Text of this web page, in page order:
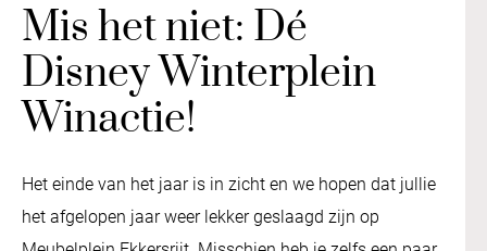
Mis het niet: Dé
Disney Winterplein
Winactie!
Het einde van het jaar is in zicht en we hopen dat jullie
het afgelopen jaar weer lekker geslaagd zijn op